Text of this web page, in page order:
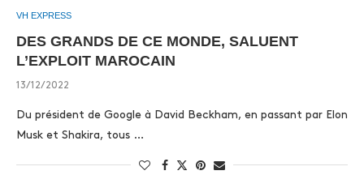
VH EXPRESS
DES GRANDS DE CE MONDE, SALUENT
L’EXPLOIT MAROCAIN
13/12/2022
Du président de Google à David Beckham, en passant par Elon
Musk et Shakira, tous …